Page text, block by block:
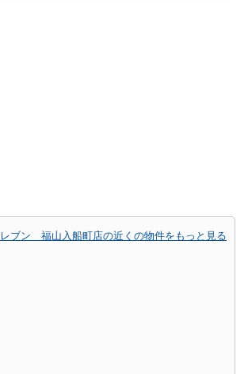
ブン 福山入船町店の近くの物件をもっと見る